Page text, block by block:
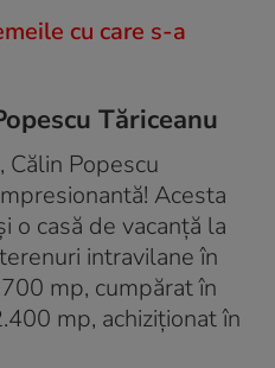
cu care s-a
Tăriceanu
Popescu
Acesta
o casă de vacanţă la
intravilane în
mp, cumpărat în
mp, achiziţionat în